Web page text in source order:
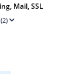
Mail, SSL
(2)